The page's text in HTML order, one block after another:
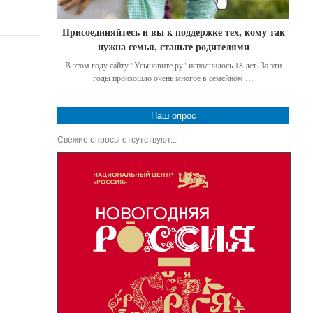
Присоединяйтесь и вы к поддержке тех, кому так
нужна семья, станьте родителями
В этом году сайту "Усыновите.ру" исполнилось 18 лет. За эти
годы произошло очень многое в семейном …
Наш опрос
Свежие опросы отсутствуют...